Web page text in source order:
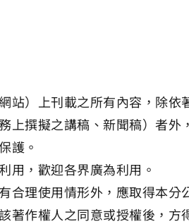
站）上刊載之所有內容，除依
上撰擬之講稿、新聞稿）者外
護。
用，歡迎各界廣為利用。
合理使用情形外，應取得本分
著作權人之同意或授權後，方